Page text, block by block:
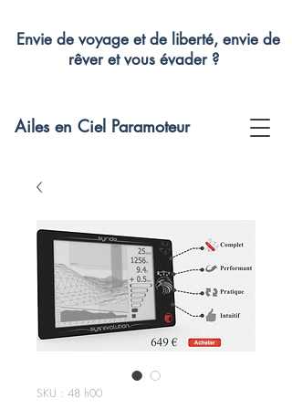
Ailes en Ciel Paramoteur
Envie de voyage et de liberté, envie de
rêver et vous évader ?
SKU : 48 h00